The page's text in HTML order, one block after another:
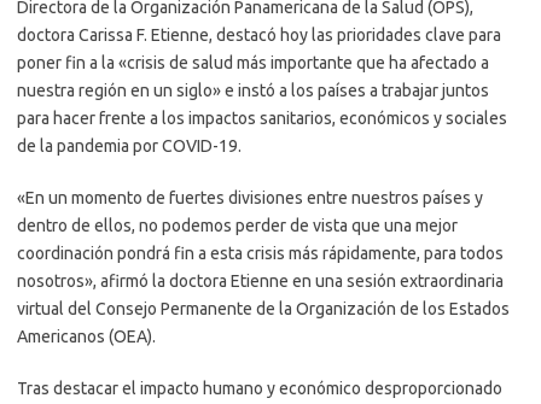
Directora de la Organización Panamericana de la Salud (OPS),
doctora Carissa F. Etienne, destacó hoy las prioridades clave para
poner fin a la «crisis de salud más importante que ha afectado a
nuestra región en un siglo» e instó a los países a trabajar juntos
para hacer frente a los impactos sanitarios, económicos y sociales
de la pandemia por COVID-19.
«En un momento de fuertes divisiones entre nuestros países y
dentro de ellos, no podemos perder de vista que una mejor
coordinación pondrá fin a esta crisis más rápidamente, para todos
nosotros», afirmó la doctora Etienne en una sesión extraordinaria
virtual del Consejo Permanente de la Organización de los Estados
Americanos (OEA).
Tras destacar el impacto humano y económico desproporcionado